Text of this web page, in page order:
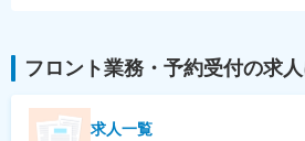
フロント業務・予約受付の求
求人一覧